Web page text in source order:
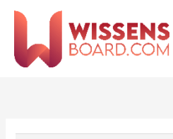
Inhalt